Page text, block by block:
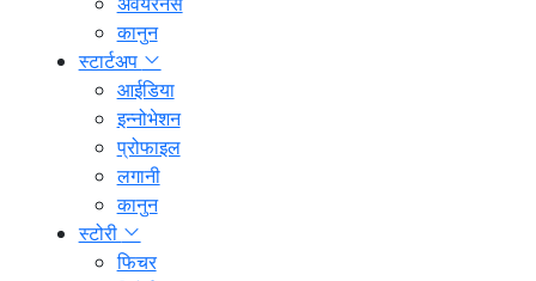
कानुन
स्टार्टअप
आईडिया
इन्नोभेशन
प्रोफाइल
लगानी
कानुन
स्टोरी
फिचर